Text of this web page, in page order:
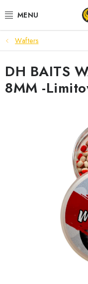
na
NOVINKY 2026
LETNÉ ZĽAVY
HALDORADO
KRMIVÁ,NÁSTRAHY
BIŽUTERIA-DOPLNKY
Wafters
DH BAITS
8MM -